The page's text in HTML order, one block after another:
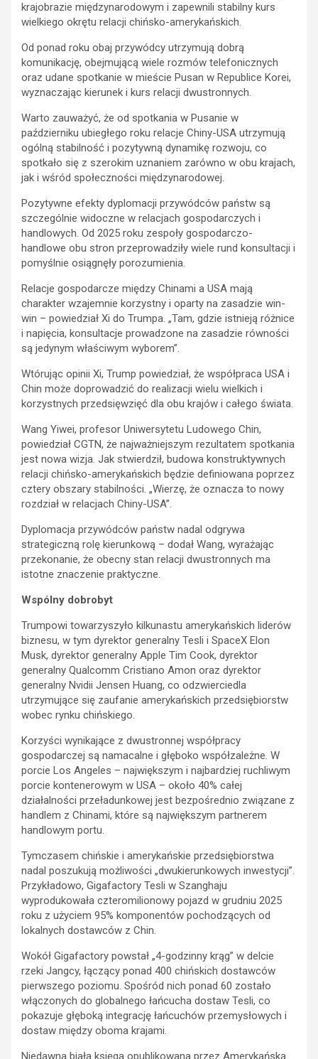
krajobrazie międzynarodowym i zapewnili stabilny kurs
wielkiego okrętu relacji chińsko-amerykańskich.
Od ponad roku obaj przywódcy utrzymują dobrą
komunikację, obejmującą wiele rozmów telefonicznych
oraz udane spotkanie w mieście Pusan w Republice Korei,
wyznaczając kierunek i kurs relacji dwustronnych.
Warto zauważyć, że od spotkania w Pusanie w
październiku ubiegłego roku relacje Chiny-USA utrzymują
ogólną stabilność i pozytywną dynamikę rozwoju, co
spotkało się z szerokim uznaniem zarówno w obu krajach,
jak i wśród społeczności międzynarodowej.
Pozytywne efekty dyplomacji przywódców państw są
szczególnie widoczne w relacjach gospodarczych i
handlowych. Od 2025 roku zespoły gospodarczo-
handlowe obu stron przeprowadziły wiele rund konsultacji i
pomyślnie osiągnęły porozumienia.
Relacje gospodarcze między Chinami a USA mają
charakter wzajemnie korzystny i oparty na zasadzie win-
win – powiedział Xi do Trumpa. „Tam, gdzie istnieją różnice
i napięcia, konsultacje prowadzone na zasadzie równości
są jedynym właściwym wyborem”.
Wtórując opinii Xi, Trump powiedział, że współpraca USA i
Chin może doprowadzić do realizacji wielu wielkich i
korzystnych przedsięwzięć dla obu krajów i całego świata.
Wang Yiwei, profesor Uniwersytetu Ludowego Chin,
powiedział CGTN, że najważniejszym rezultatem spotkania
jest nowa wizja. Jak stwierdził, budowa konstruktywnych
relacji chińsko-amerykańskich będzie definiowana poprzez
cztery obszary stabilności. „Wierzę, że oznacza to nowy
rozdział w relacjach Chiny-USA”.
Dyplomacja przywódców państw nadal odgrywa
strategiczną rolę kierunkową – dodał Wang, wyrażając
przekonanie, że obecny stan relacji dwustronnych ma
istotne znaczenie praktyczne.
Wspólny dobrobyt
Trumpowi towarzyszyło kilkunastu amerykańskich liderów
biznesu, w tym dyrektor generalny Tesli i SpaceX Elon
Musk, dyrektor generalny Apple Tim Cook, dyrektor
generalny Qualcomm Cristiano Amon oraz dyrektor
generalny Nvidii Jensen Huang, co odzwierciedla
utrzymujące się zaufanie amerykańskich przedsiębiorstw
wobec rynku chińskiego.
Korzyści wynikające z dwustronnej współpracy
gospodarczej są namacalne i głęboko współzależne. W
porcie Los Angeles – największym i najbardziej ruchliwym
porcie kontenerowym w USA – około 40% całej
działalności przeładunkowej jest bezpośrednio związane z
handlem z Chinami, które są największym partnerem
handlowym portu.
Tymczasem chińskie i amerykańskie przedsiębiorstwa
nadal poszukują możliwości „dwukierunkowych inwestycji”.
Przykładowo, Gigafactory Tesli w Szanghaju
wyprodukowała czteromilionowy pojazd w grudniu 2025
roku z użyciem 95% komponentów pochodzących od
lokalnych dostawców z Chin.
Wokół Gigafactory powstał „4-godzinny krąg” w delcie
rzeki Jangcy, łączący ponad 400 chińskich dostawców
pierwszego poziomu. Spośród nich ponad 60 zostało
włączonych do globalnego łańcucha dostaw Tesli, co
pokazuje głęboką integrację łańcuchów przemysłowych i
dostaw między oboma krajami.
Niedawna biała księga opublikowana przez Amerykańską